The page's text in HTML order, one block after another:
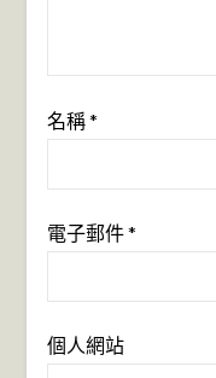
名稱*
電子郵件*
個人網站